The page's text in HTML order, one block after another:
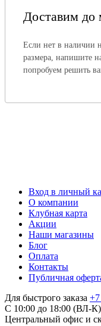
Доставим до
Если нет в наличии
размера, напишите
попробуем решить
Вход в личный
О компании
Клубная карта
Акции
Наши магазины
Блог
Оплата
Контакты
Публичная
Для быстрого заказа
C 10:00 до 18:00 (ВЛ-К)
Центральный офис и